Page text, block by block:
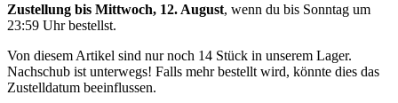
Zustellung bis Mittwoch, 12. August, wenn du bis Sonntag um
23:59 Uhrbestellst.
Von diesem Artikel sind nur noch 14 Stück in unserem Lager.
Nachschub ist unterwegs! Falls mehr bestellt wird, könnte dies das
Zustelldatum beeinflussen.